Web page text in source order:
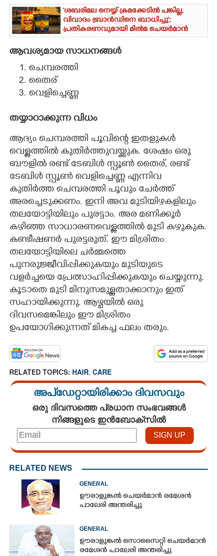
'ശബരിമല നെയ്യ് ക്രമക്കേടിൽ പങ്കില്ല,
വിവാദം ബ്രാൻഡിനെ ബാധിച്ചു';
പ്രതികരണവുമായി മിൽമ ചെയർമാൻ
ആവശ്യമായ സാധനങ്ങൾ
ചെമ്പരത്തി
തെെര്
വെളിച്ചെണ്ണ
തയ്യാറാക്കുന്ന വിധം
ആദ്യം ചെമ്പരത്തി പൂവിന്റെ ഇതളുകൾ
വെള്ളത്തിൽ കുതിർത്തുവയ്ക്കുക. ശേഷം ഒരു
ബൗളിൽ രണ്ട് ടേബിൾ സ്പൂൺ തെെര്, രണ്ട്
ടേബിൾ സ്പൂൺ വെളിച്ചെണ്ണ എന്നിവ
കുതിർത്ത ചെമ്പരത്തി പൂവും ചേർത്ത്
അരച്ചെടുക്കണം. ഇനി അവ മുടിയിഴകളിലും
തലയോട്ടിയിലും പുരട്ടാം. അര മണിക്കൂർ
കഴിഞ്ഞ സാധാരണവെള്ളത്തിൽ മുടി കഴുകുക.
കണ്ടീഷണർ പുരട്ടരുത്. ഈ മിശ്രിതം
തലയോട്ടിയിലെ ചർമ്മത്തെ
പുനരുജ്ജീവിപ്പിക്കുകയും മുടിയുടെ
വളർച്ചയെ പ്രേത്സാഹിപ്പിക്കുകയും ചെയ്യുന്നു.
കൂടാതെ മുടി മിനുസമുള്ളതാക്കാനും ഇത്
സഹായിക്കുന്നു. ആഴ്ചയിൽ ഒരു
ദിവസമെങ്കിലും ഈ മിശ്രിതം
ഉപയോഗിക്കുന്നത് മികച്ച ഫലം തരും.
RELATED TOPICS: HAIR, CARE
അപ്ഡേറ്റായിരിക്കാം ദിവസവും
ഒരു ദിവസത്തെ പ്രധാന സംഭവങ്ങൾ
നിങ്ങളുടെ ഇൻബോക്സിൽ
RELATED NEWS
GENERAL
ഊരാളുങ്കൽ ചെയർമാൻ രമേശൻ
പാലേരി അന്തരിച്ചു
GENERAL
ഊരാളുങ്കൽ സൊസൈറ്റി ചെയർമാൻ
രമേശൻ പാലേരി അന്തരിച്ചു